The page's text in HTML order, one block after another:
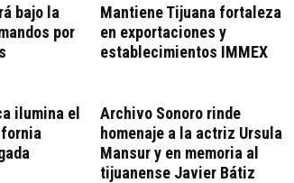
bajo la
por
Mantiene Tijuana fortaleza
en exportaciones y
establecimientos IMMEX
ilumina el
Archivo Sonoro rinde
homenaje a la actriz Ursula
Mansur y en memoria al
tijuanense Javier Bátiz